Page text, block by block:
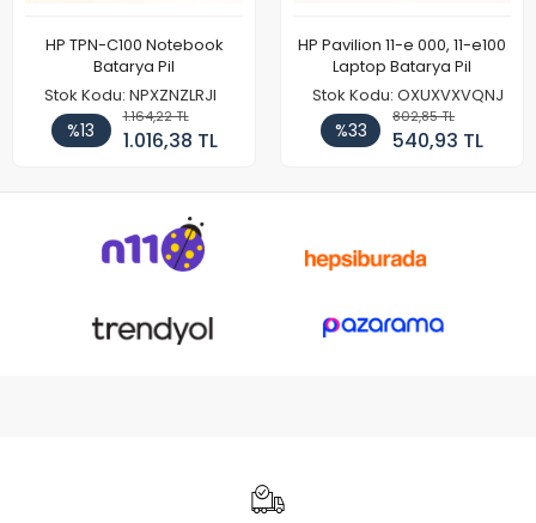
HP TPN-C100 Notebook
Batarya Pil
Stok Kodu: NPXZNZLRJI
%13
1.164,22 TL
1.016,38 TL
HP Pavilion 11-e 000, 11-e100
Laptop Batarya Pil
Stok Kodu: OXUXVXVQNJ
%33
802,85 TL
540,93 TL